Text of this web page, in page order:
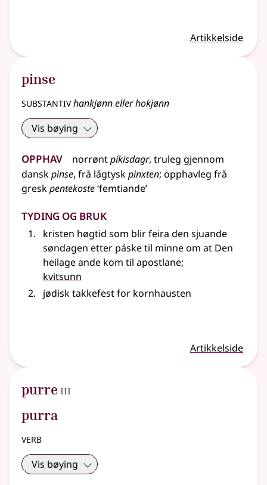
Artikkelside
pinse
substantivhankjønn eller hokjønn
Vis bøying
Opphav norrøntpíkisdagr, truleg gjennom
danskpinse, frå lågtyskpinxten; opphavleg frå
greskpentekoste‘femtiande’
Tyding og bruk
kristen høgtid som blir feira den sjuande
søndagen etter påske til minne om at Den
heilage ande kom til apostlane;
kvitsunn
jødisk takkefest for kornhausten
Artikkelside
purre 3
III
purra
verb
Vis bøying